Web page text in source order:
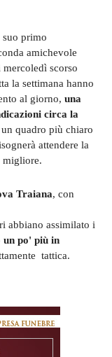
suo primo
amichevole
scorso
la settimana hanno
al giorno, una
circa la
quadro più chiaro
attendere la
migliore.
Traiana, con
abbiano assimilato i
un po' più in
tattica.